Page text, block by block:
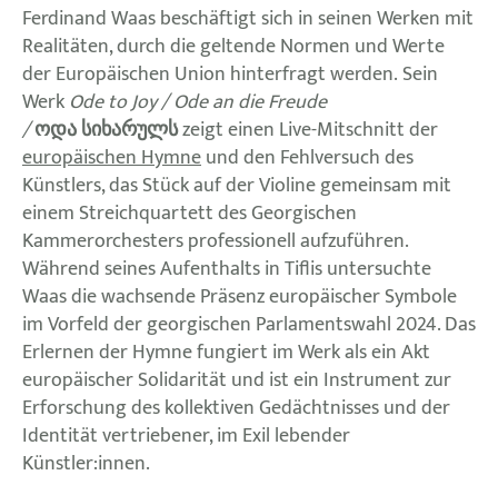
Ferdinand Waas beschäftigt sich in seinen Werken mit
Realitäten, durch die geltende Normen und Werte
der Europäischen Union hinterfragt werden. Sein
Werk Ode to Joy / Ode an die Freude
/ოდა სიხარულსzeigt einen Live-Mitschnitt der
europäischen Hymneund den Fehlversuch des
Künstlers, das Stück auf der Violine gemeinsam mit
einem Streichquartett des Georgischen
Kammerorchesters professionell aufzuführen.
Während seines Aufenthalts in Tiflis untersuchte
Waas die wachsende Präsenz europäischer Symbole
im Vorfeld der georgischen Parlamentswahl 2024. Das
Erlernen der Hymne fungiert im Werk als ein Akt
europäischer Solidarität und ist ein Instrument zur
Erforschung des kollektiven Gedächtnisses und der
Identität vertriebener, im Exil lebender
Künstler:innen.